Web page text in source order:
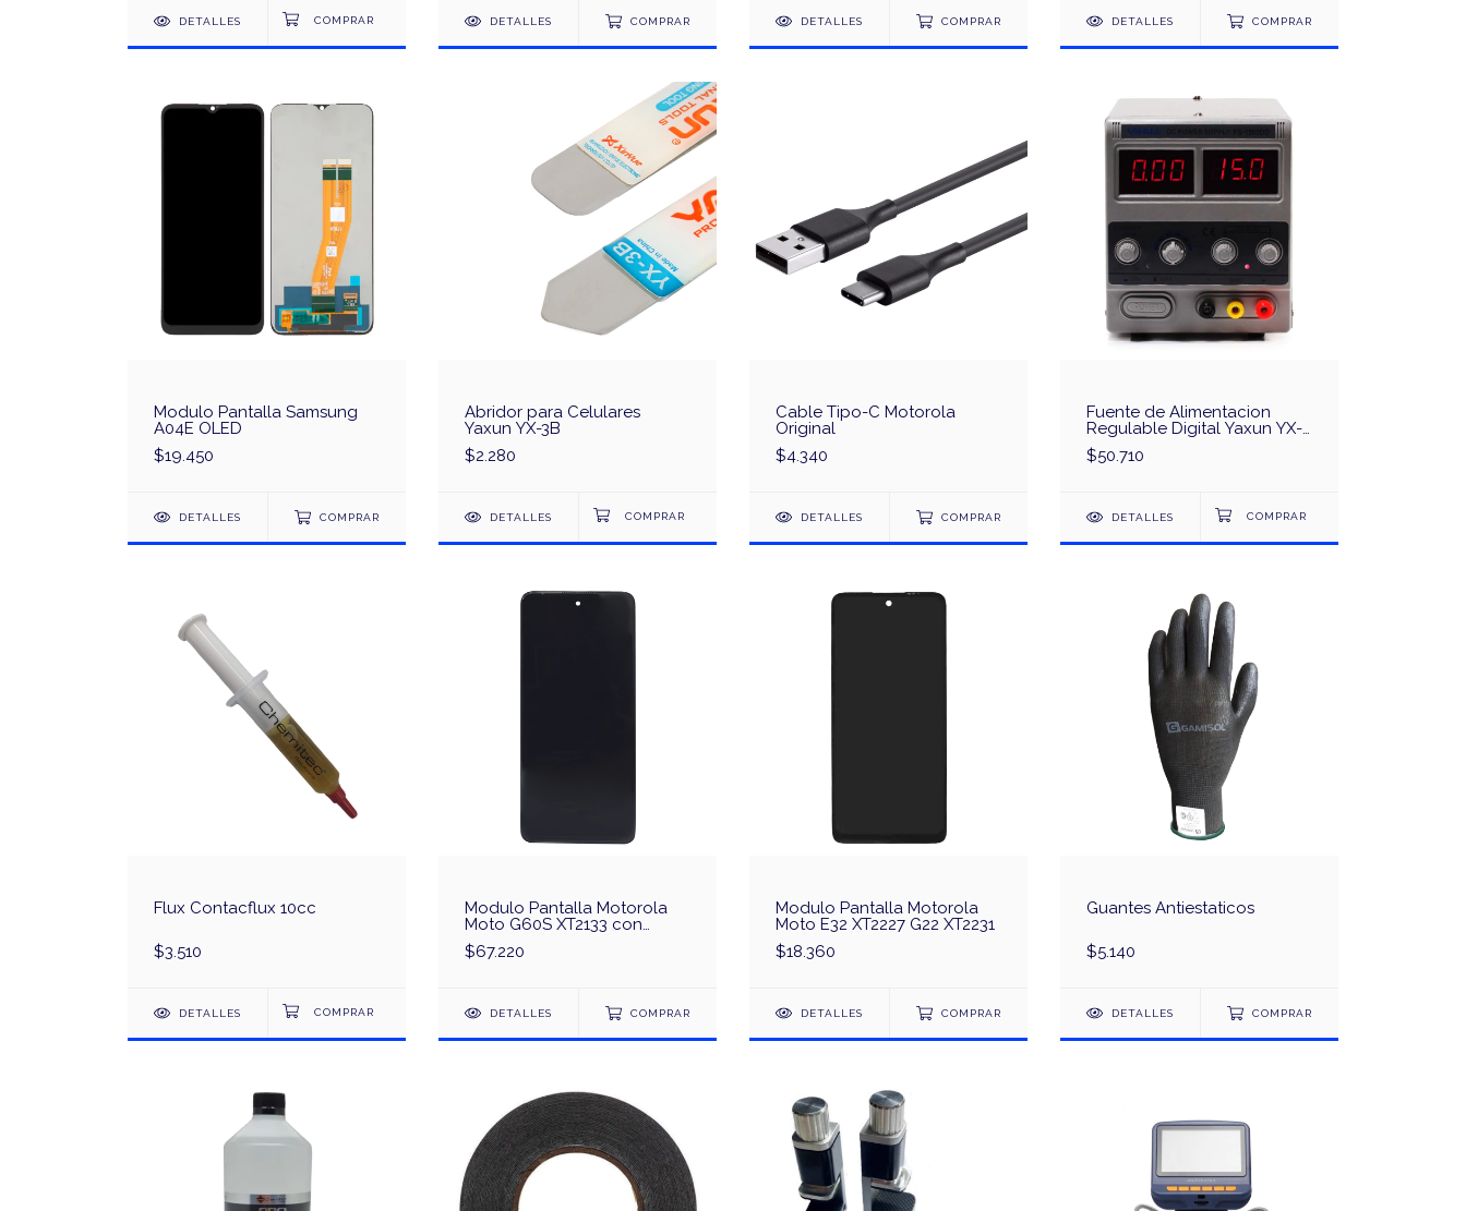
DETALLES DETALLES COMPRAR DETALLES COMPRAR DETALLES COMPRAR
Modulo Pantalla Samsung
A04E OLED
$19.450
DETALLES COMPRAR
Abridor para Celulares
Yaxun YX-3B
$2.280
DETALLES
Cable Tipo-C Motorola
Original
$4.340
DETALLES COMPRAR
Fuente de Alimentacion
Regulable Digital Yaxun YX-
1502DD
$50.710
DETALLES
Flux Contacflux 10cc
$3.510
DETALLES
Modulo Pantalla Motorola
Moto G60S XT2133 con
Marco - Original
$67.220
DETALLES COMPRAR
Modulo Pantalla Motorola
Moto E32 XT2227 G22 XT2231
$18.360
DETALLES COMPRAR
Guantes Antiestaticos
$5.140
DETALLES COMPRAR